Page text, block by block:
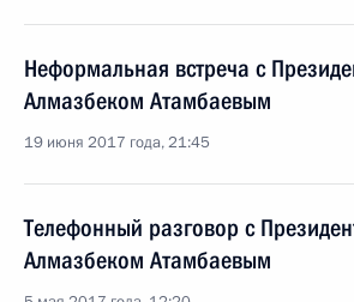
Неформальная встреча с
Алмазбеком Атамбаевым
19 июня 2017 года, 21:45
Телефонный разговор с
Алмазбеком Атамбаевым